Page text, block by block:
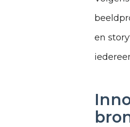
en